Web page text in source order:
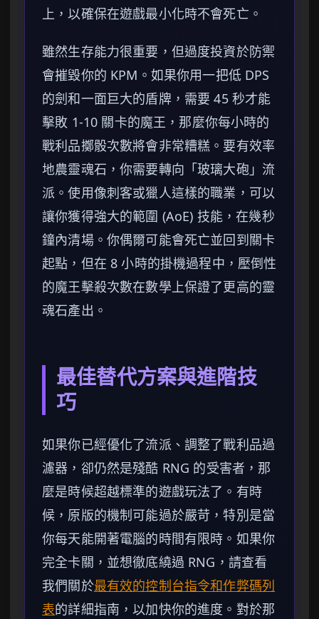
上，以確保在遊戲最小化時不會死亡。
雖然生存能力很重要，但過度投資於防禦
會摧毀你的 KPM。如果你用一把低 DPS
的劍和一面巨大的盾牌，需要 45 秒才能
擊敗 1-10 關卡的魔王，那麼你每小時的
戰利品擲骰次數將會非常糟糕。要有效率
地農靈魂石，你需要轉向「玻璃大砲」流
派。使用像刺客或獵人這樣的職業，可以
讓你獲得強大的範圍 (AoE) 技能，在幾秒
鐘內清場。你偶爾可能會死亡並回到關卡
起點，但在 8 小時的掛機過程中，壓倒性
的魔王擊殺次數在數學上保證了更高的靈
魂石產出。
最佳替代方案與進階技
巧
如果你已經優化了流派、調整了戰利品過
濾器，卻仍然是殘酷 RNG 的受害者，那
麼是時候超越標準的遊戲玩法了。有時
候，原版的機制可能過於嚴苛，特別是當
你每天能開著電腦的時間有限時。如果你
完全卡關，並想徹底繞過 RNG，請查看
我們關於最有效的控制台指令和作弊碼列
表的詳細指南，以加快你的進度。對於那